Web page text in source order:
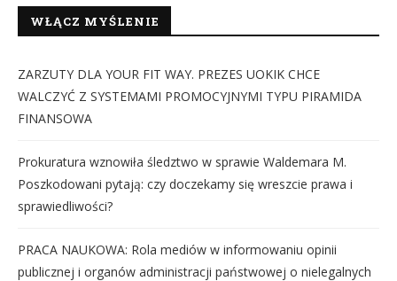
WŁĄCZ MYŚLENIE
ZARZUTY DLA YOUR FIT WAY. PREZES UOKIK CHCE
WALCZYĆ Z SYSTEMAMI PROMOCYJNYMI TYPU PIRAMIDA
FINANSOWA
Prokuratura wznowiła śledztwo w sprawie Waldemara M.
Poszkodowani pytają: czy doczekamy się wreszcie prawa i
sprawiedliwości?
PRACA NAUKOWA: Rola mediów w informowaniu opinii
publicznej i organów administracji państwowej o nielegalnych